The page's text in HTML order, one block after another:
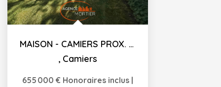
MAISON - CAMIERS PROX. MER - 4 CH. - 207 M²
, Camiers
655 000 € Honoraires inclus |